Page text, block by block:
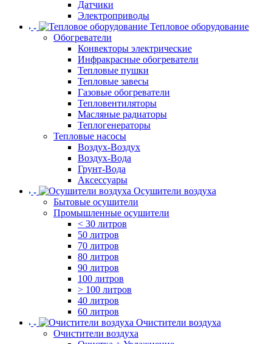
Датчики
Электроприводы
Тепловое оборудование
Обогреватели
Конвекторы электрические
Инфракрасные обогреватели
Тепловые пушки
Тепловые завесы
Газовые обогреватели
Тепловентиляторы
Масляные радиаторы
Теплогенераторы
Тепловые насосы
Воздух-Воздух
Воздух-Вода
Грунт-Вода
Аксессуары
Осушители воздуха
Бытовые осушители
Промышленные осушители
< 30 литров
50 литров
70 литров
80 литров
90 литров
100 литров
> 100 литров
40 литров
60 литров
Очистители воздуха
Очистители воздуха